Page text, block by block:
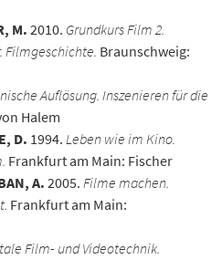
M. 2010. Grundkurs Film 2.
Filmgeschichte. Braunschweig:
Auflösung. Inszenieren für die
Halem
D. 1994. Leben wie im Kino.
Frankfurt am Main: Fischer
A. 2005. Filme machen.
Frankfurt am Main:
Film- und Videotechnik.